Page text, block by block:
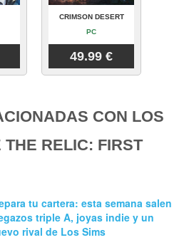
CRIMSON DESERT
PC
49.99 €
CON LOS
THE RELIC: FIRST
tu cartera: esta semana salen
triple A, joyas indie y un
rival de Los Sims